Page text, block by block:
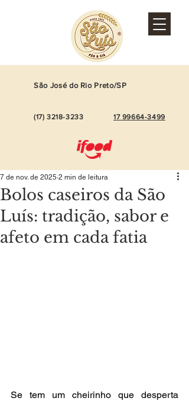
São José do Rio Preto/SP
(17) 3218-3233 17 99664-3499
Bolos caseiros da São
Luís: tradição, sabor e
afeto em cada fatia
7 de nov. de 2025 2 min de leitura
Se tem um cheirinho que desperta